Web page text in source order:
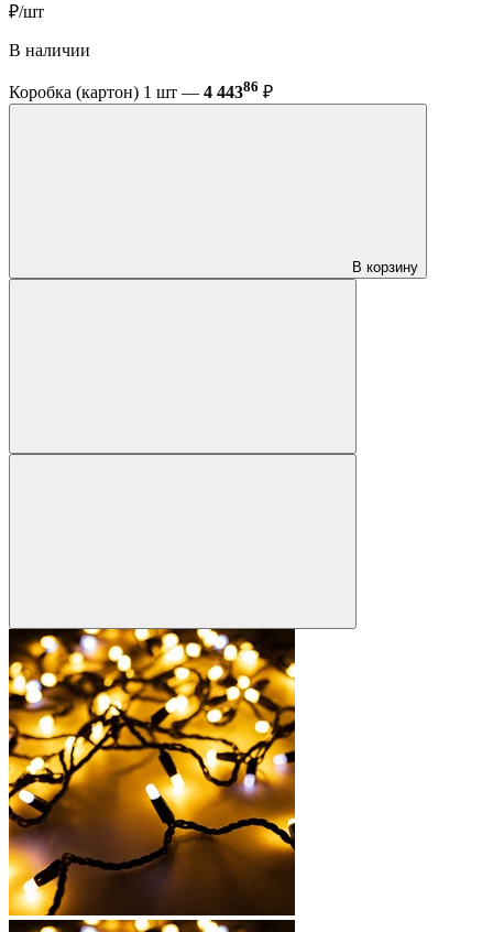
₽/шт
В наличии
Коробка (картон) 1 шт — 4 44386 ₽
В корзину